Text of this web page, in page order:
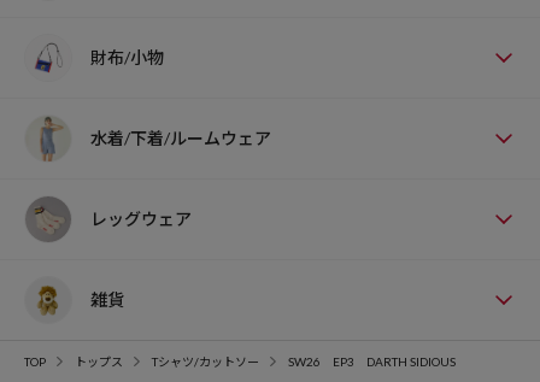
財布/小物
水着/下着/ルームウェア
レッグウェア
雑貨
TOP トップス Tシャツ/カットソー SW26 EP3 DARTH SIDIOUS